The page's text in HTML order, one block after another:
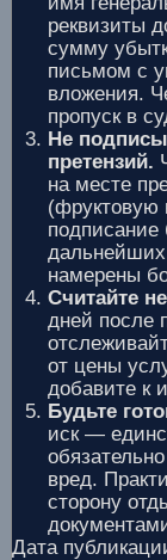
реквизиты
сумму
письмом с
вложения.
пропуск в
Не
претензий.
на месте
(фруктовую
подписание
дальнейших
намерены
Считайте
дней после
от цены
добавите к
Будьте
иск —
вред.
сторону
Дата